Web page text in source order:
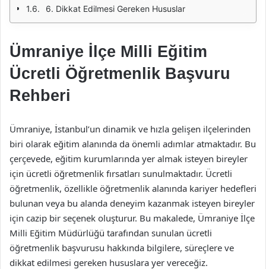
6. Dikkat Edilmesi Gereken Hususlar
Ümraniye İlçe Milli Eğitim
Ücretli Öğretmenlik Başvuru
Rehberi
Ümraniye, İstanbul’un dinamik ve hızla gelişen ilçelerinden
biri olarak eğitim alanında da önemli adımlar atmaktadır. Bu
çerçevede, eğitim kurumlarında yer almak isteyen bireyler
için ücretli öğretmenlik fırsatları sunulmaktadır. Ücretli
öğretmenlik, özellikle öğretmenlik alanında kariyer hedefleri
bulunan veya bu alanda deneyim kazanmak isteyen bireyler
için cazip bir seçenek oluşturur. Bu makalede, Ümraniye İlçe
Milli Eğitim Müdürlüğü tarafından sunulan ücretli
öğretmenlik başvurusu hakkında bilgilere, süreçlere ve
dikkat edilmesi gereken hususlara yer vereceğiz.